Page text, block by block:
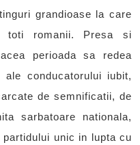
grandioase la care
toti romanii. Presa si
perioada sa redea
conducatorului iubit,
de semnificatii, de
sarbatoare nationala,
unic in lupta cu